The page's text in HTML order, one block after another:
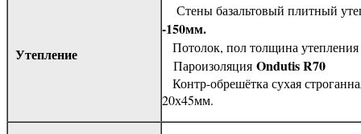
Утепление
Стены базальтовый плитный
-150мм.
Потолок, пол толщина
Пароизоляция Ondutis R70
Контр-обрешётка сухая
20х45мм.